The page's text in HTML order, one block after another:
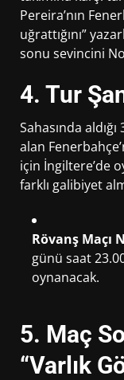
Pereira’nın
uğrattığını”
sonu sevincini
4. Tur
Sahasında
alan
için İngiltere’de
farklı galibiyet
Rövanş Maçı
günü saat
oynanacak.
5. Maç
“Varlık